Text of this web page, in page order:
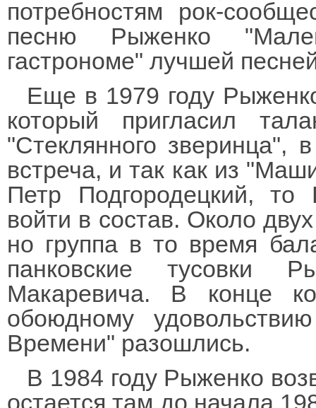
потребностям рок-
песню Рыженко
гастрономе" лучшей
Еще в 1979 году
который пригласил
"Стеклянного зверинца",
встреча, и так как из
Петр Подгородецкий, то
войти в состав. Около
но группа в то время
панковские тусовки
Макаревича. В конце
обоюдному
Времени" разошлись.
В 1984 году Рыженко
остается там до начала